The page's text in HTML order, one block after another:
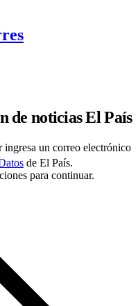
de noticias El País
ingresa un correo electrónico
de El País.
para continuar.